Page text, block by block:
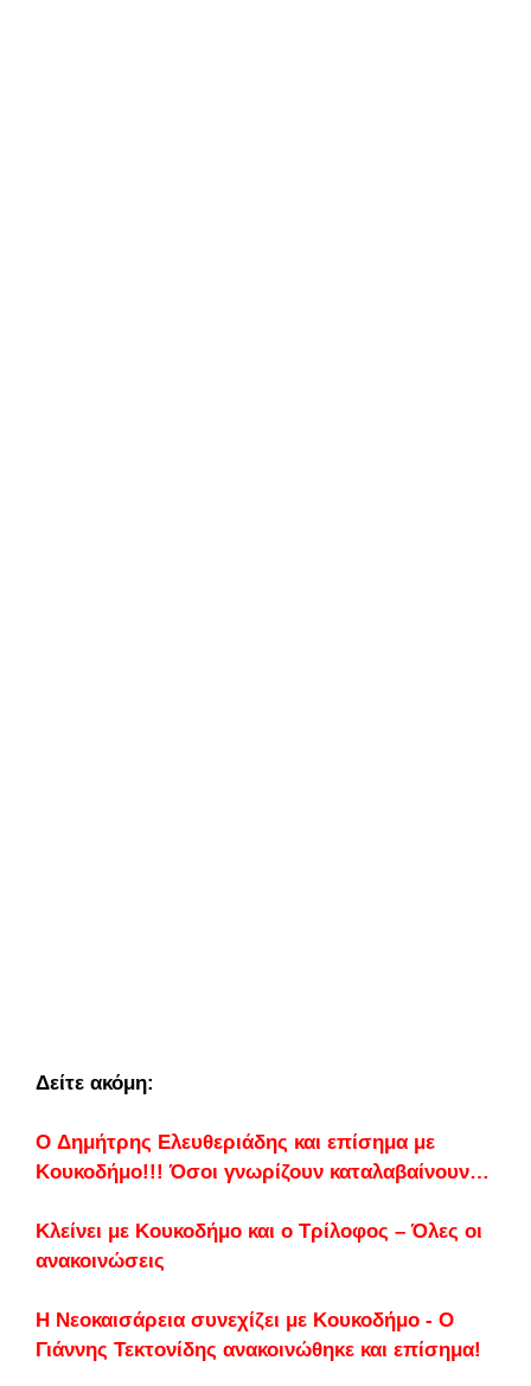
Δείτε ακόμη:
O Δημήτρης Ελευθεριάδης και επίσημα με
Κουκοδήμο!!! Όσοι γνωρίζουν καταλαβαίνουν…
Κλείνει με Κουκοδήμο και ο Τρίλοφος – Όλες οι
ανακοινώσεις
Η Νεοκαισάρεια συνεχίζει με Κουκοδήμο - Ο
Γιάννης Τεκτονίδης ανακοινώθηκε και επίσημα!